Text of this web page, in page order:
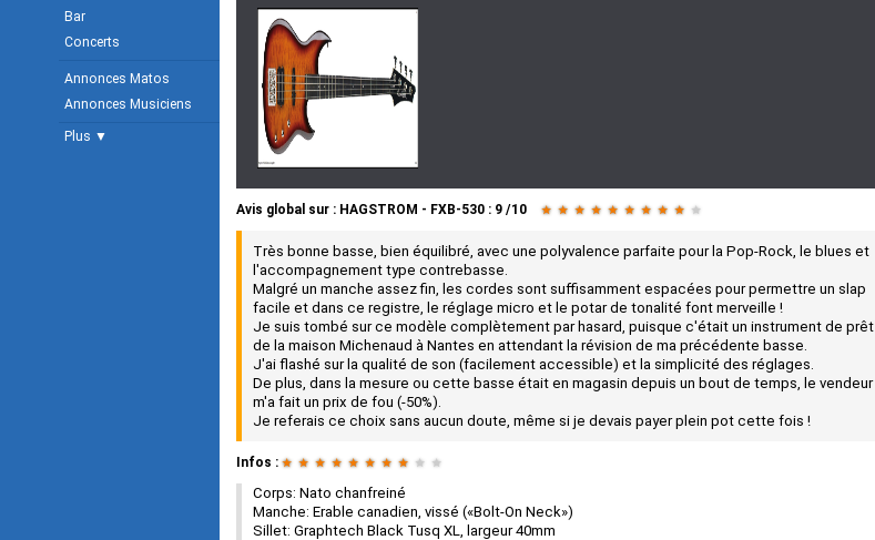
Bar
Concerts
Annonces Matos
Annonces Musiciens
Plus ▼
Avis global sur : HAGSTROM - FXB-530 : 9 /10 ★ ★ ★ ★ ★ ★ ★ ★ ★ ★
Très bonne basse, bien équilibré, avec une polyvalence parfaite pour la Pop-Rock, le blues et
l'accompagnement type contrebasse.
Malgré un manche assez fin, les cordes sont suffisamment espacées pour permettre un slap
facile et dans ce registre, le réglage micro et le potar de tonalité font merveille !
Je suis tombé sur ce modèle complètement par hasard, puisque c'était un instrument de prêt
de la maison Michenaud à Nantes en attendant la révision de ma précédente basse.
J'ai flashé sur la qualité de son (facilement accessible) et la simplicité des réglages.
De plus, dans la mesure ou cette basse était en magasin depuis un bout de temps, le vendeur
m'a fait un prix de fou (-50%).
Je referais ce choix sans aucun doute, même si je devais payer plein pot cette fois !
Infos : ★ ★ ★ ★ ★ ★ ★ ★ ★ ★
Corps: Nato chanfreiné
Manche: Erable canadien, vissé («Bolt-On Neck»)
Sillet: Graphtech Black Tusq XL, largeur 40mm